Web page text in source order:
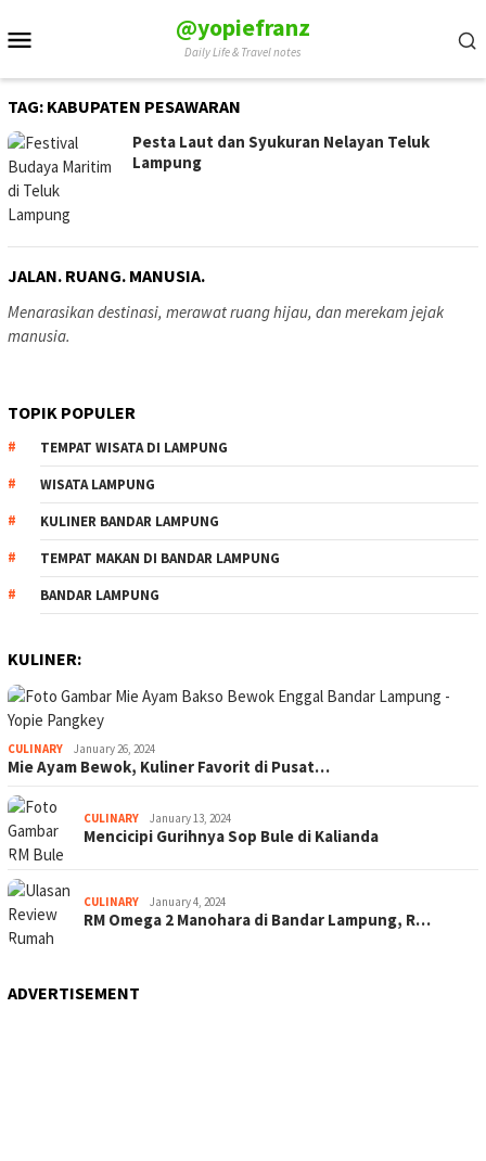
to
@yopiefranz
Daily Life & Travel notes
TAG: KABUPATEN PESAWARAN
Pesta Laut dan Syukuran Nelayan Teluk
Lampung
JALAN. RUANG. MANUSIA.
Menarasikan destinasi, merawat ruang hijau, dan merekam jejak
manusia.
TOPIK POPULER
TEMPAT WISATA DI LAMPUNG
WISATA LAMPUNG
KULINER BANDAR LAMPUNG
TEMPAT MAKAN DI BANDAR LAMPUNG
BANDAR LAMPUNG
KULINER:
CULINARY January 26, 2024
Mie Ayam Bewok, Kuliner Favorit di Pusat…
CULINARY January 13, 2024
Mencicipi Gurihnya Sop Bule di Kalianda
CULINARY January 4, 2024
RM Omega 2 Manohara di Bandar Lampung, R…
ADVERTISEMENT